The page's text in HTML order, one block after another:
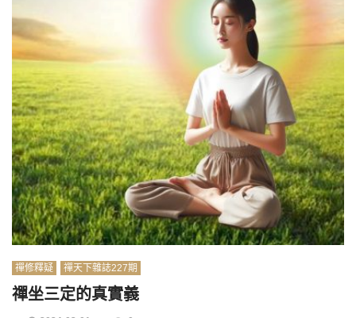
禪修釋疑 禪天下雜誌227期
禪坐三定的真實義